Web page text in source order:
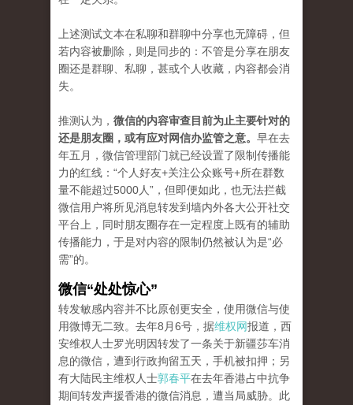
上述测试文本在私聊和群聊中分享也无障碍，但
若内容被删除，则是同步的：不管是分享在朋友
圈还是群聊、私聊，甚或个人收藏，内容都会消
失。
推测认为， 微信的内容审查目前为止主要针对的
还是朋友圈，或有应对网信办监管之意。 早在去
年五月，微信管理部门就已经设置了限制传播能
力的红线：“个人好友+关注公众账号+所在群数
量不能超过5000人”，但即便如此，也无法拦截
微信用户将所见消息转发到墙内外各大公开社交
平台上，同时朋友圈存在一定程度上既有的辅助
传播能力，于是对内容的限制仍然被认为是“必
需”的。
微信“处处惊心”
转发敏感内容并不比原创更安全，使用微信与使
用微博无二致。去年8月6号，据维权网报道，西
安维权人士罗光明因转发了一条关于新疆莎车消
息的微信，遭到行政拘留五天，手机被扣押；另
有大陆民主维权人士郭春平在去年香港占中抗争
期间转发声援香港的微信消息，遭当局威胁。此